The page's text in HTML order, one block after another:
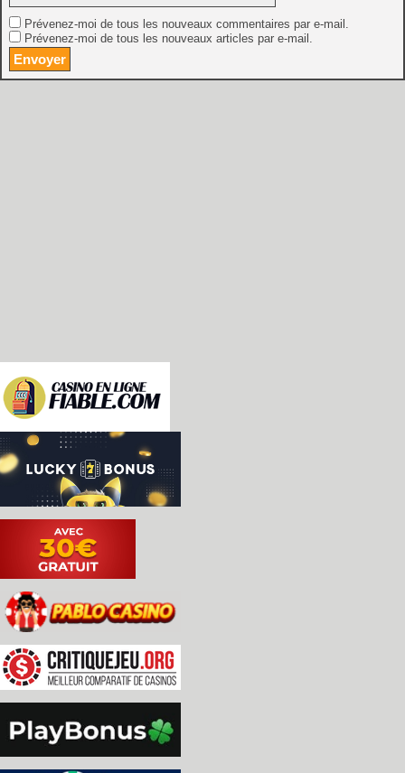
Prévenez-moi de tous les nouveaux commentaires par e-mail.
Prévenez-moi de tous les nouveaux articles par e-mail.